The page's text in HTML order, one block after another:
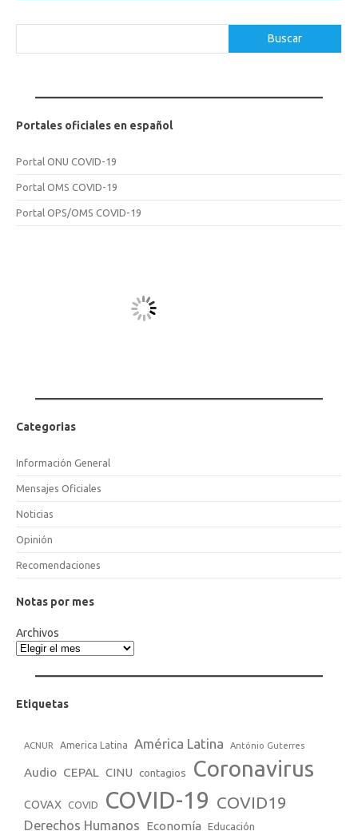
Buscar
Portales oficiales en español
Portal ONU COVID-19
Portal OMS COVID-19
Portal OPS/OMS COVID-19
Categorias
Información General
Mensajes Oficiales
Noticias
Opinión
Recomendaciones
Notas por mes
Archivos
Etiquetas
ACNUR America Latina América Latina António Guterres
Audio CEPAL CINU contagios Coronavirus
COVAX COVID COVID-19 COVID19
Derechos Humanos Economía Educación